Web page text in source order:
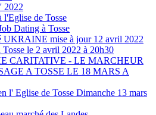
2022
l'Eglise de Tosse
Dating à Tosse
UKRAINE mise à jour 12 avril 2022
Tosse le 2 avril 2022 à 20h30
CARITATIVE - LE MARCHEUR
A TOSSE LE 18 MARS A
l' Eglise de Tosse Dimanche 13 mars